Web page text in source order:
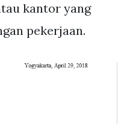
kantor yang
pekerjaan.